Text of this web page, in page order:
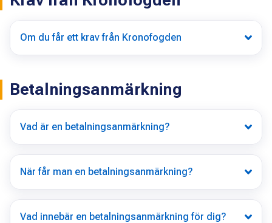
Om du får ett krav från Kronofogden
Betalningsanmärkning
Vad är en betalningsanmärkning?
När får man en betalningsanmärkning?
Vad innebär en betalningsanmärkning för dig?